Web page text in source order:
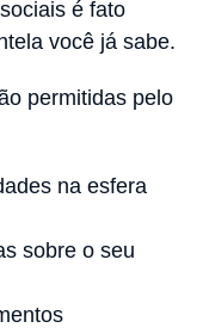
é fato
você já sabe.
permitidas pelo
na esfera
sobre o seu